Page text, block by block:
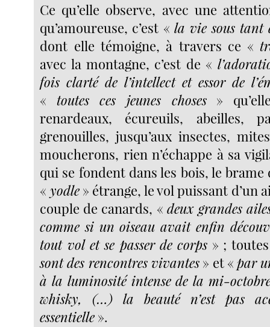
Ce qu’elle observe, avec une
qu’amoureuse, c’est « la vie sous tant
dont elle témoigne, à travers ce «
avec la montagne, c’est de «
fois clarté de l’intellect et essor de
« toutes ces jeunes choses»
renardeaux, écureuils, abeilles,
grenouilles, jusqu’aux insectes,
moucherons, rien n’échappe à sa
qui se fondent dans les bois, le
« yodle» étrange, le vol puissant d’un
couple de canards, « deux grandes
comme si un oiseau avait enfin
tout vol et se passer de corps » ;
sont des rencontres vivantes » et «par
à la luminosité intense de la mi-
whisky, (…) la beauté n’est pas
essentielle ».